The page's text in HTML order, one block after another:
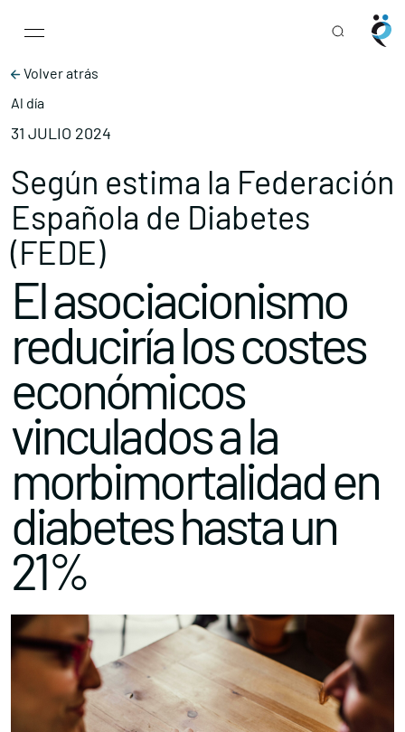
Main Navigation
Volver atrás
Al día
31 JULIO 2024
Según estima la Federación
Española de Diabetes
(FEDE)
El asociacionismo
reduciría los costes
económicos
vinculados a la
morbimortalidad en
diabetes hasta un
21%